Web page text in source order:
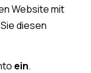
Website mit
diesen
ein.